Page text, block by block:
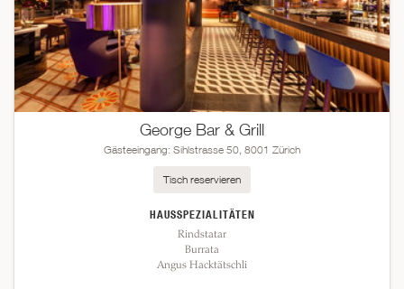
George Bar & Grill
Gästeeingang: Sihlstrasse 50, 8001 Zürich
HAUSSPEZIALITÄTEN
Rindstatar
Burrata
Angus Hacktätschli
Tisch reservieren